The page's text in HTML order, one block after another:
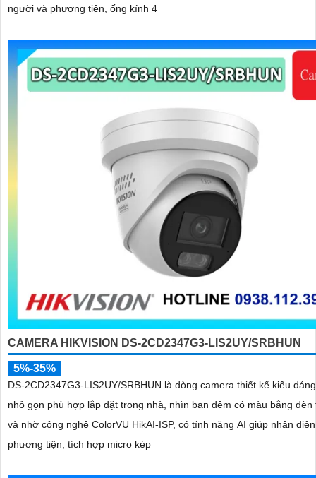
người và phương tiện, ống kính 4
CAMERA HIKVISION DS-2CD2347G3-LIS2UY/SRBHUN
5%-35%
DS-2CD2347G3-LIS2UY/SRBHUN là dòng camera thiết kế kiểu
nhỏ gọn phù hợp lắp đặt trong nhà, nhìn ban đêm có màu bằng đèn
và nhờ công nghệ ColorVU HikAI-ISP, có tính năng AI giúp nhận
phương tiện, tích hợp micro kép